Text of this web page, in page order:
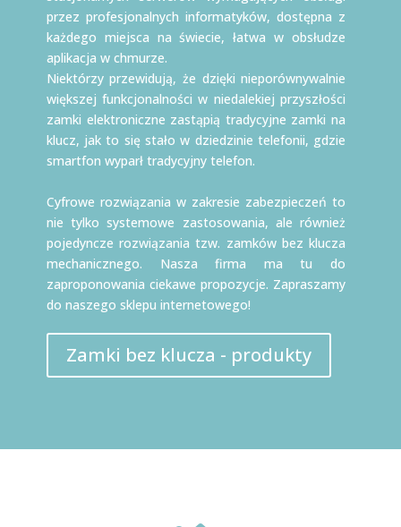
przez profesjonalnych informatyków, dostępna z
każdego miejsca na świecie, łatwa w obsłudze
aplikacja w chmurze.
Niektórzy przewidują, że dzięki nieporównywalnie
większej funkcjonalności w niedalekiej przyszłości
zamki elektroniczne zastąpią tradycyjne zamki na
klucz, jak to się stało w dziedzinie telefonii, gdzie
smartfon wyparł tradycyjny telefon.
Cyfrowe rozwiązania w zakresie zabezpieczeń to
nie tylko systemowe zastosowania, ale również
pojedyncze rozwiązania tzw. zamków bez klucza
mechanicznego. Nasza firma ma tu do
zaproponowania ciekawe propozycje. Zapraszamy
do naszego sklepu internetowego!
Zamki bez klucza - produkty